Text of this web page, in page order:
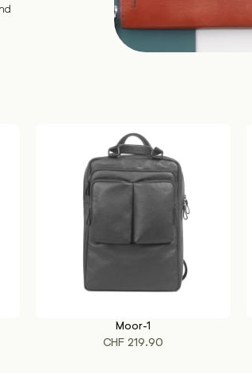
IN DEN WARENKORB
Moor-1
CHF219.90